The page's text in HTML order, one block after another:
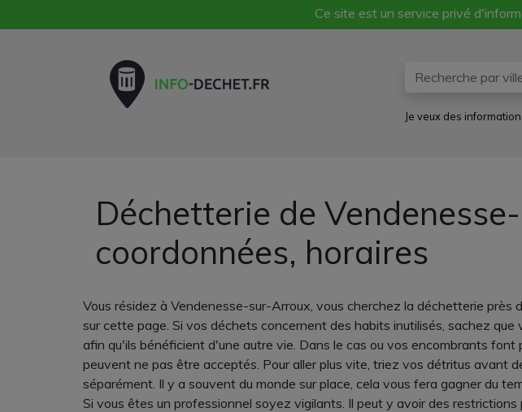
Ce site est un service privé
Je veux des
Déchetterie de
coordonnées, horaires
Vous résidez à Vendenesse-sur-Arroux, vous cherchez la déchetterie près
sur cette page. Si vos déchets concernent des habits inutilisés, sachez
afin qu'ils bénéficient d'une autre vie. Dans le cas ou vos encombrants
peuvent ne pas être acceptés. Pour aller plus vite, triez vos détritus avant
séparément. Il y a souvent du monde sur place, cela vous fera gagner du
Si vous êtes un professionnel soyez vigilants. Il peut y avoir des restrictions